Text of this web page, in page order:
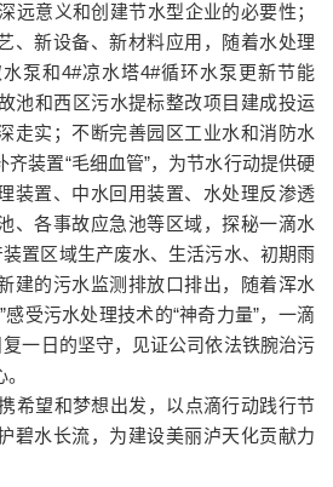
意义和创建节水型企业的必要性；
、新设备、新材料应用，随着水处理
泵和4#凉水塔4#循环水泵更新节能
池和西区污水提标整改项目建成投运
走实；不断完善园区工业水和消防水
装置“毛细血管”，为节水行动提供硬
装置、中水回用装置、水处理反渗透
、各事故应急池等区域，探秘一滴水
装置区域生产废水、生活污水、初期雨
建的污水监测排放口排出，随着浑水
受污水处理技术的“神奇力量”，一滴
复一日的坚守，见证公司依法铁腕治污
希望和梦想出发，以点滴行动践行节
碧水长流，为建设美丽泸天化贡献力